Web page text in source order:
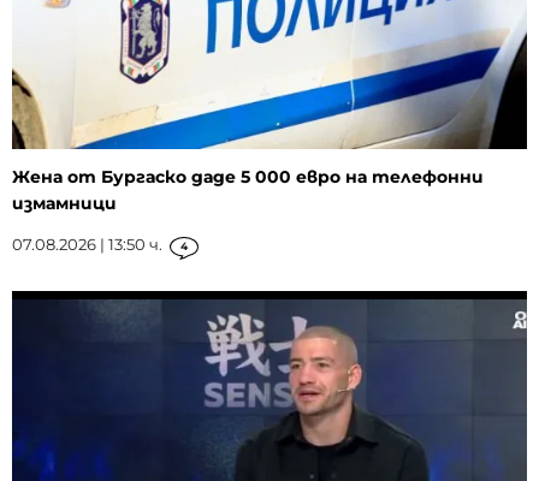
Жена от Бургаско даде 5 000 евро на телефонни
измамници
07.08.2026 | 13:50 ч. 4